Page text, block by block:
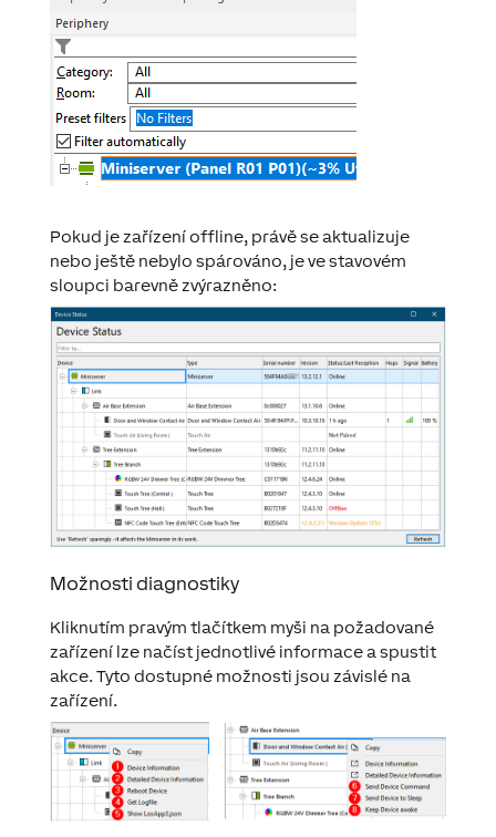
Pokud je zařízení offline, právě se aktualizuje
nebo ještě nebylo spárováno, je ve stavovém
sloupci barevně zvýrazněno:
Možnosti diagnostiky
Kliknutím pravým tlačítkem myši na požadované
zařízení lze načíst jednotlivé informace a spustit
akce. Tyto dostupné možnosti jsou závislé na
zařízení.